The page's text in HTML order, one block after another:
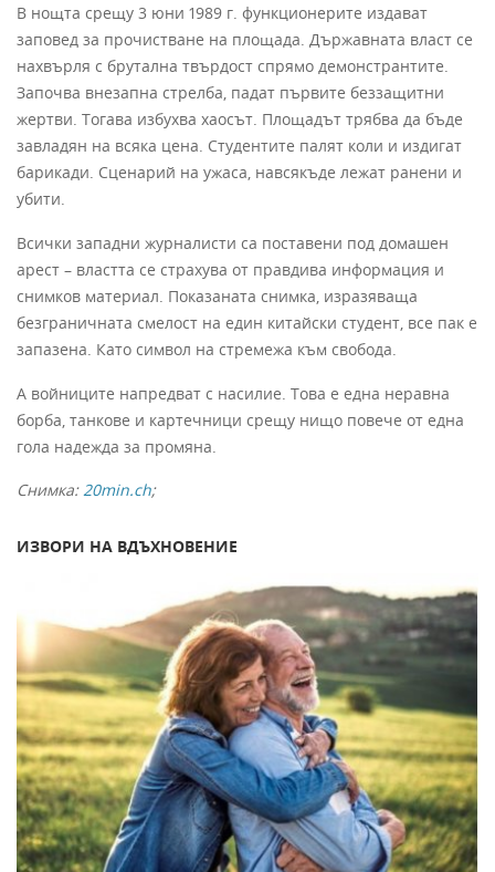
В нощта срещу 3 юни 1989 г. функционерите издават
заповед за прочистване на площада. Държавната власт се
нахвърля с брутална твърдост спрямо демонстрантите.
Започва внезапна стрелба, падат първите беззащитни
жертви. Тогава избухва хаосът. Площадът трябва да бъде
завладян на всяка цена. Студентите палят коли и издигат
барикади. Сценарий на ужаса, навсякъде лежат ранени и
убити.
Всички западни журналисти са поставени под домашен
арест – властта се страхува от правдива информация и
снимков материал. Показаната снимка, изразяваща
безграничната смелост на един китайски студент, все пак е
запазена. Като символ на стремежа към свобода.
А войниците напредват с насилие. Това е една неравна
борба, танкове и картечници срещу нищо повече от една
гола надежда за промяна.
Снимка:20min.ch;
ИЗВОРИ НА ВДЪХНОВЕНИЕ